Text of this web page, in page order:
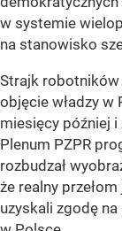
w systemie
na stanowisko
Strajk robotników
objęcie władzy w
miesięcy później i
Plenum PZPR
rozbudzał
że realny
uzyskali zgodę